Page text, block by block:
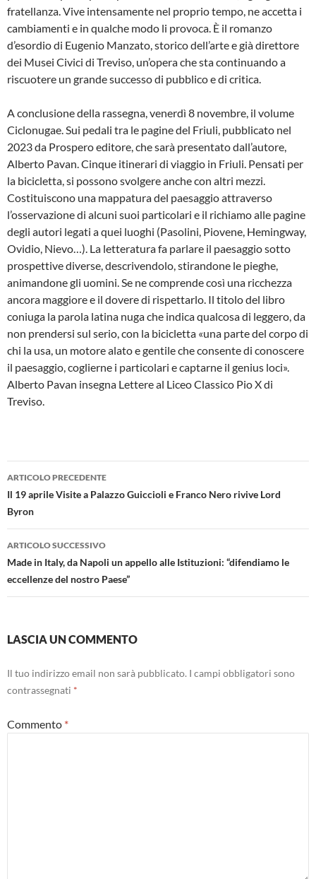
fratellanza. Vive intensamente nel proprio tempo, ne accetta i
cambiamenti e in qualche modo li provoca. È il romanzo
d’esordio di Eugenio Manzato, storico dell’arte e già direttore
dei Musei Civici di Treviso, un’opera che sta continuando a
riscuotere un grande successo di pubblico e di critica.
A conclusione della rassegna, venerdì 8 novembre, il volume
Ciclonugae. Sui pedali tra le pagine del Friuli, pubblicato nel
2023 da Prospero editore, che sarà presentato dall’autore,
Alberto Pavan. Cinque itinerari di viaggio in Friuli. Pensati per
la bicicletta, si possono svolgere anche con altri mezzi.
Costituiscono una mappatura del paesaggio attraverso
l’osservazione di alcuni suoi particolari e il richiamo alle pagine
degli autori legati a quei luoghi (Pasolini, Piovene, Hemingway,
Ovidio, Nievo…). La letteratura fa parlare il paesaggio sotto
prospettive diverse, descrivendolo, stirandone le pieghe,
animandone gli uomini. Se ne comprende così una ricchezza
ancora maggiore e il dovere di rispettarlo. Il titolo del libro
coniuga la parola latina nuga che indica qualcosa di leggero, da
non prendersi sul serio, con la bicicletta «una parte del corpo di
chi la usa, un motore alato e gentile che consente di conoscere
il paesaggio, coglierne i particolari e captarne il genius loci».
Alberto Pavan insegna Lettere al Liceo Classico Pio X di
Treviso.
Navigazione
articolo
ARTICOLO PRECEDENTE
Il 19 aprile Visite a Palazzo Guiccioli e Franco Nero rivive Lord
Byron
ARTICOLO SUCCESSIVO
Made in Italy, da Napoli un appello alle Istituzioni: “difendiamo le
eccellenze del nostro Paese”
LASCIA UN COMMENTO
Il tuo indirizzo email non sarà pubblicato. I campi obbligatori sono
contrassegnati *
Commento *